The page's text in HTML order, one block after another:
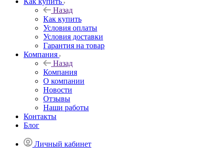
Назад
Как купить
Условия оплаты
Условия доставки
Гарантия на товар
Компания
Назад
Компания
О компании
Новости
Отзывы
Наши работы
Контакты
Блог
Личный кабинет